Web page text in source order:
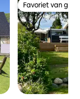
Favoriet van
Favoriet van